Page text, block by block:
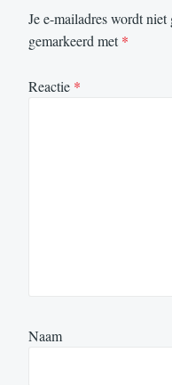
Je e-mailadres wordt niet
gemarkeerd met*
Reactie *
Naam